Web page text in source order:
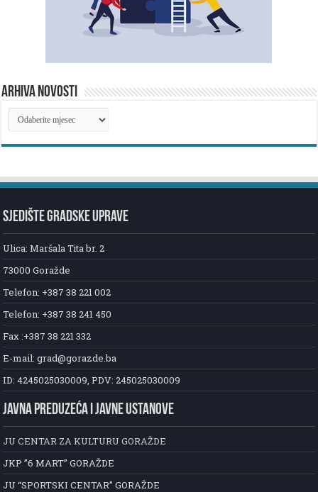
ARHIVA NOVOSTI
ARHIVA
NOVOSTI
SJEDIŠTE GRADSKE UPRAVE
Ulica: Maršala Tita br. 2
73000 Goražde
Telefon: +387 38 221 002
Telefon: +387 38 241 450
Fax :+387 38 221 332
E-mail: grad@gorazde.ba
ID: 4245025030009, PDV: 245025030009
JAVNA PREDUZEĆA I JAVNE USTANOVE
JU CENTAR ZA KULTURU GORAŽDE
JKP ”6 MART” GORAŽDE
JU “SPORTSKI CENTAR” GORAŽDE